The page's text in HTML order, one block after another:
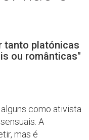
tanto platónicas
ou românticas"
como ativista
A
mas é